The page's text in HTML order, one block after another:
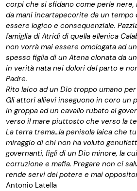
corpi che si sfidano come perle
da mani incartapecorite da un tempo
essere logico e consequenziale.
famiglia di Atridi di quella ellenica
non vorrà mai essere omologata ad
spesso figlia di un Atena clonata da
in verità nata nei dolori del parto e
Padre.
Rito laico ad un Dio troppo umano
Gli attori allievi inseguono in coro un
in groppa ad un cavallo rubato al
verso il mare piuttosto che verso la
La terra trema…la penisola laica che
miraggio di chi non ha voluto
governanti, figli di un Dio minore, la
corruzione e mafia. Pregare non ci
rende servi del potere e mai
Antonio Latella